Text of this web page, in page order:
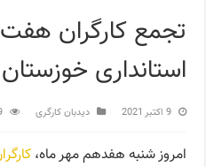
تجمع کارگران
استانداری خوزستان
9 اکتبر 2021 دید‌بان کارگری
امروز شنبه هفدهم مهر ماه،